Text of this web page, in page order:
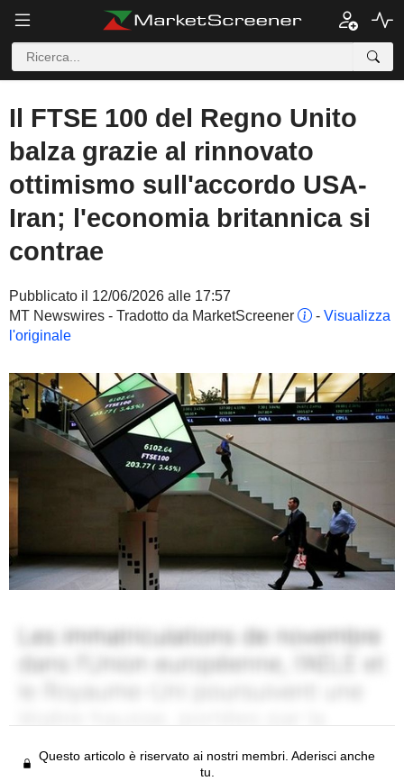
Il FTSE 100 del Regno Unito
balza grazie al rinnovato
ottimismo sull'accordo USA-
Iran; l'economia britannica si
contrae
Pubblicato il 12/06/2026 alle 17:57
MT Newswires - Tradotto da MarketScreener
- Visualizza
l'originale
Questo articolo è riservato ai nostri membri. Aderisci anche
tu.